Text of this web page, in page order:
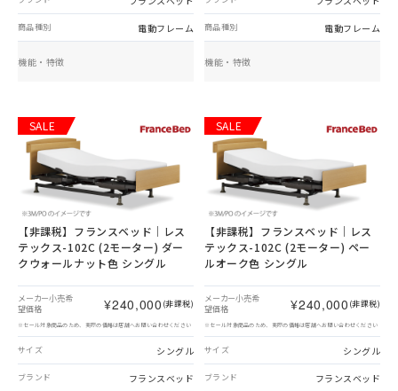
商品種別 電動フレーム
機能・特徴
商品種別 電動フレーム
機能・特徴
SALE
【非課税】 フランスベッド｜レス
テックス-102C (2モーター) ダー
クウォールナット色 シングル
メーカー小売希
望価格
¥240,000 (非課税)
※セール対象商品のため、実際の価格は店舗へお問い合わせください
サイズ シングル
ブランド フランスベッド
SALE
【非課税】 フランスベッド｜レス
テックス-102C (2モーター) ペー
ルオーク色 シングル
メーカー小売希
望価格
¥240,000 (非課税)
※セール対象商品のため、実際の価格は店舗へお問い合わせください
サイズ シングル
ブランド フランスベッド